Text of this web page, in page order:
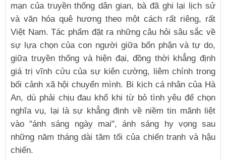
mạn của truyền thống dân gian, bà đã ghi lại lịch sử
và văn hóa quê hương theo một cách rất riêng, rất
Việt Nam. Tác phẩm đặt ra những câu hỏi sâu sắc về
sự lựa chọn của con người giữa bổn phận và tự do,
giữa truyền thống và hiện đại, đồng thời khẳng định
giá trị vĩnh cửu của sự kiên cường, liêm chính trong
bối cảnh xã hội chuyển mình. Bi kịch cá nhân của Hà
An, dù phải chịu đau khổ khi từ bỏ tình yêu để chọn
nghĩa vụ, lại là sự khẳng định về niềm tin mãnh liệt
vào "ánh sáng ngày mai", ánh sáng hy vọng sau
những năm tháng dài tăm tối của chiến tranh và hậu
chiến.